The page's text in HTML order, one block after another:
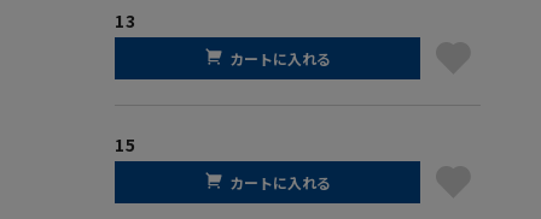
13
カートに入れる
15
カートに入れる